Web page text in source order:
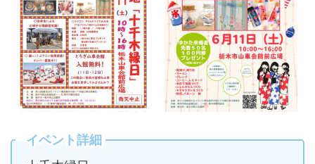
イベント詳細